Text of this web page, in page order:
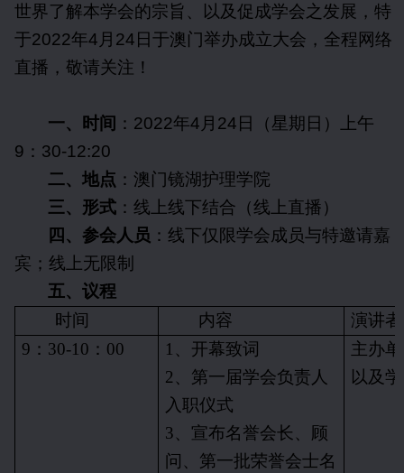
世界了解本学会的宗旨、以及促成学会之发展，特
于2022年4月 24 日于澳门举办成立大会，全程网络
直播，敬请关注！
一、时间 ： 2022年4月 24 日（星期日）上午
9 ： 30-12:20
二、地点 ：澳门镜湖护理学院
三、形式 ：线上线下结合（线上直播）
四、参会人员 ：线下仅限学会成员与特邀请嘉
宾；线上无限制
五、议程
时间
内容
演讲者
9 ： 30-10 ： 00 1 、开幕致词
2、第一届学会负责人
入职仪式
3、宣布名誉会长、顾
问、第一批荣誉会士名
主办
以及